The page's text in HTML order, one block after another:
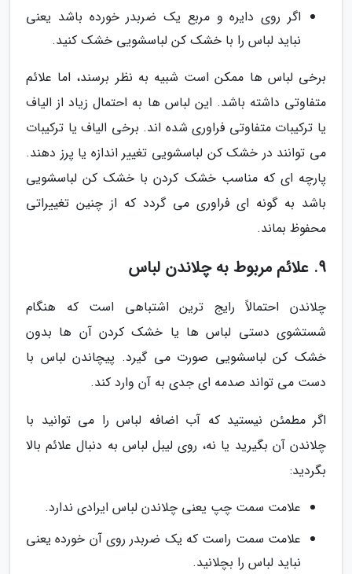
اگر روی دایره و مربع یک ضربدر خورده باشد یعنی
نباید لباس را با خشک کن لباسشویی خشک کنید.
برخی لباس ها ممکن است شبیه به نظر برسند، اما علائم
متفاوتی داشته باشد. این لباس ها به احتمال زیاد از الیاف
یا ترکیبات متفاوتی فراوری شده اند. برخی الیاف یا ترکیبات
می توانند در خشک کن لباسشویی تغییر اندازه یا پرز دهند.
پارچه ای که مناسب خشک کردن با خشک کن لباسشویی
باشد به گونه ای فراوری می گردد که از چنین تغییراتی
محفوظ بماند.
9. علائم مربوط به چلاندن لباس
چلاندن احتمالاً رایج ترین اشتباهی است که هنگام
شستشوی دستی لباس ها یا خشک کردن آن ها بدون
خشک کن لباسشویی صورت می گیرد. پیچاندن لباس با
دست می تواند صدمه ای جدی به آن وارد کند.
اگر مطمئن نیستید که آب اضافه لباس را می توانید با
چلاندن آن بگیرید یا نه، روی لیبل لباس به دنبال علائم بالا
بگردید:
علامت سمت چپ یعنی چلاندن لباس ایرادی ندارد.
علامت سمت راست که یک ضربدر روی آن خورده یعنی
نباید لباس را بچلانید.